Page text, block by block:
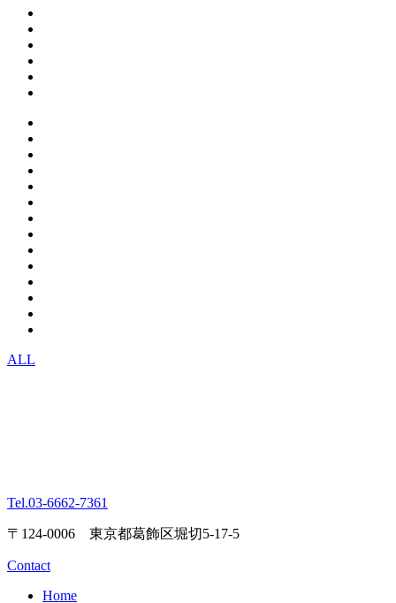
ALL
Tel.03-6662-7361
〒124-0006 東京都葛飾区堀切5-17-5
Contact
Home